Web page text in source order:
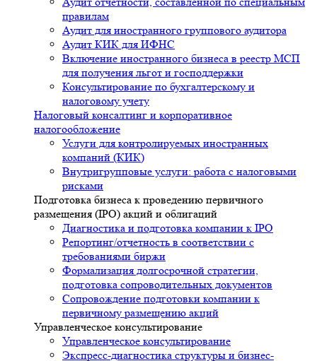
правилам
Аудит для иностранного группового аудитора
Аудит КИК для ИФНС
Включение иностранного бизнеса в реестр МСП
для получения льгот и господдержки
Консультирование по бухгалтерскому и
налоговому учету
Налоговый консалтинг и корпоративное
налогообложение
Услуги для контролируемых иностранных
компаний (КИК)
Внутригрупповые услуги: работа с налоговыми
рисками
Подготовка бизнеса к проведению первичного
размещения (IPO) акций и облигаций
Диагностика и подготовка компании к IPO
Репортинг/отчетность в соответствии с
требованиями биржи
Формализация долгосрочной стратегии,
подготовка сопроводительных документов
Сопровождение подготовки компании к
первичному размещению акций
Управленческое консультирование
Управленческое консультирование
Экспресс-диагностика структуры и бизнес-